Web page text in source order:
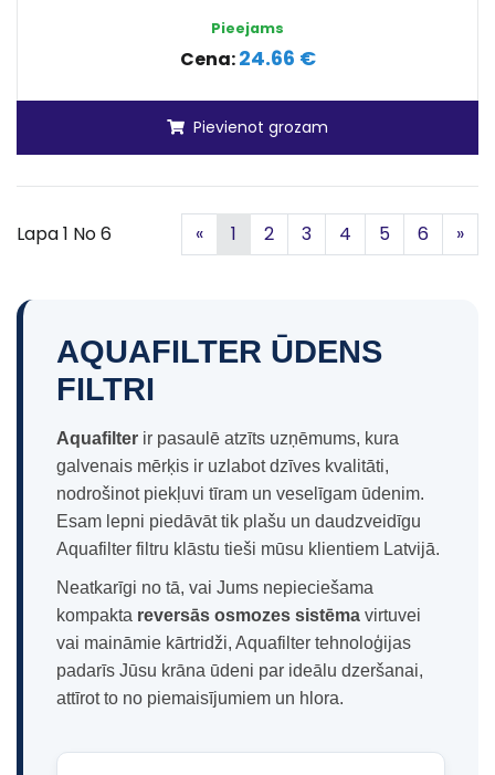
Pieejams
Cena:24.66 €
Pievienot grozam
Lapa 1 No 6 «Iepriekšējā
1 2 3 4 5 6 »
AQUAFILTER ŪDENS
FILTRI
Aquafilter ir pasaulē atzīts uzņēmums, kura
galvenais mērķis ir uzlabot dzīves kvalitāti,
nodrošinot piekļuvi tīram un veselīgam ūdenim.
Esam lepni piedāvāt tik plašu un daudzveidīgu
Aquafilter filtru klāstu tieši mūsu klientiem Latvijā.
Neatkarīgi no tā, vai Jums nepieciešama
kompakta reversās osmozes sistēma virtuvei
vai maināmie kārtridži, Aquafilter tehnoloģijas
padarīs Jūsu krāna ūdeni par ideālu dzeršanai,
attīrot to no piemaisījumiem un hlora.